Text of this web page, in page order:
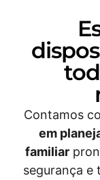
Contamos
em
familiar
segurança e